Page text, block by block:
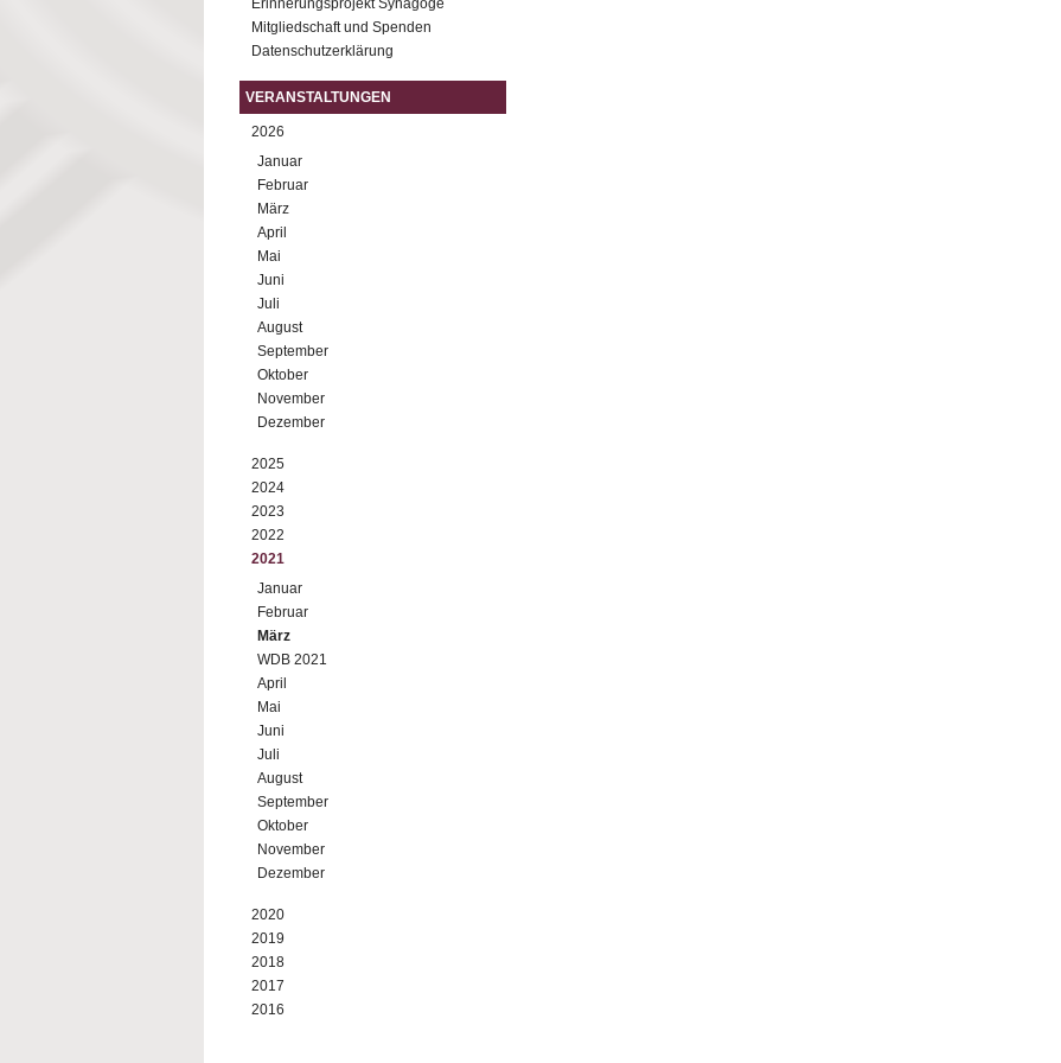
Erinnerungsprojekt Synagoge
Mitgliedschaft und Spenden
Datenschutzerklärung
VERANSTALTUNGEN
2026
Januar
Februar
März
April
Mai
Juni
Juli
August
September
Oktober
November
Dezember
2025
2024
2023
2022
2021
Januar
Februar
März
WDB 2021
April
Mai
Juni
Juli
August
September
Oktober
November
Dezember
2020
2019
2018
2017
2016